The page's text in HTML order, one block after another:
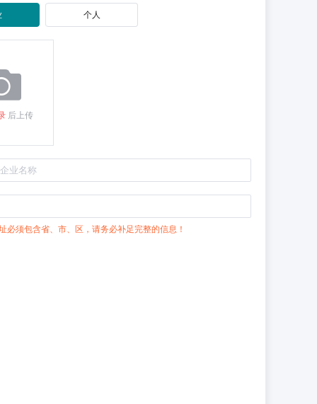
个人
后上传
必须包含省、市、区，请务必补足完整的信息！